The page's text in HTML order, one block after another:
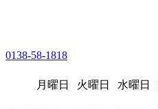
0138-58-1818
月曜日 火曜日 水曜日